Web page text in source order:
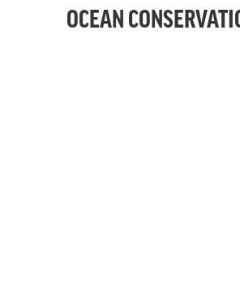
OCEAN